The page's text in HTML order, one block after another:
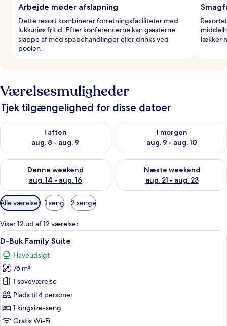
Arbejde møder afslapning
Dette resort kombinerer forretningsfaciliteter med
luksuriøs fritid. Efter konferencerne kan gæsterne
slappe af med spabehandlinger eller drinks ved
poolen.
lækker
Værelsesmuligheder
Tjek tilgængelighed for disse datoer
I aften
aug. 8 - aug. 9
Tjek tilgængelighed for i aften aug. 8 - aug. 9
I morgen
aug. 9 - aug. 10
Tjek tilgængelighed for i
Denne weekend
aug. 14 - aug. 16
Tjek tilgængelighed for denne weekend aug. 14 - aug. 16
Næste weekend
aug. 21 - aug. 23
Tjek tilgængelighed for næste
Tilgængelige
filtre
for
værelser
Alle værelser 1 seng 2 senge
Viser 12 ud af 12 værelser
Indlæs
alle
billeder
af
D-
Buk
Family
Suite
Et moderne hotelværelse med en
7
D-Buk Family Suite
Haveudsigt
76 m²
1 soveværelse
Plads til 4 personer
1 kingsize-seng
Gratis Wi-Fi